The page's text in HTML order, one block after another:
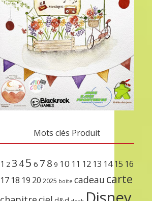
Mots clés Produit
1 2 3 45 6 7 8 9 10 11 12 13 14 15 16
17 18 19 20 2025 boite cadeau carte